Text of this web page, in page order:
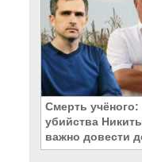
Смерть
убийства
важно довести